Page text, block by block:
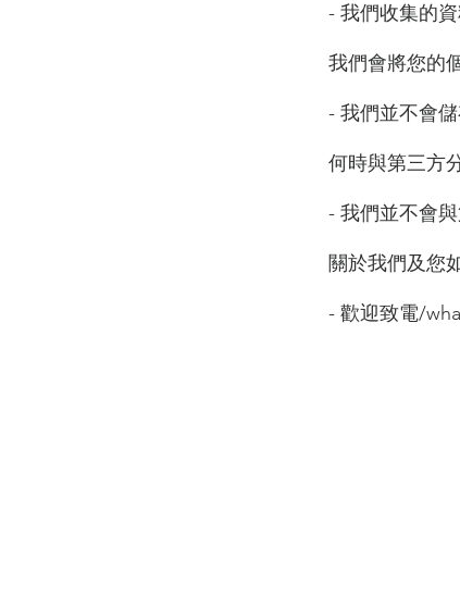
- 我們收集的
我們會將您的
- 我們並不會
何時與第三方
- 我們並不會
關於我們及您
- 歡迎致電/